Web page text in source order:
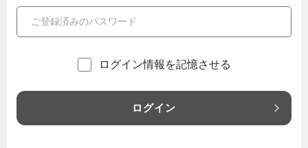
ログイン情報を記憶させる
ログイン